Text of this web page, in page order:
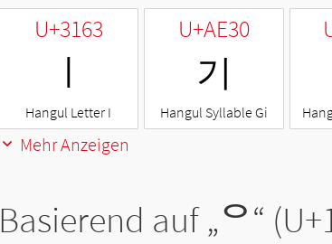
U+3163
ㅣ
Hangul Letter I
U+AE30
기
Hangul Syllable Gi
Mehr Anzeigen
Basierend auf „ᄋ“